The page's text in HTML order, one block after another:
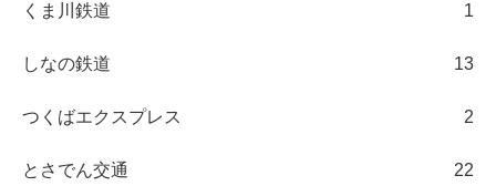
くま川鉄道 1
しなの鉄道 13
つくばエクスプレス 2
とさでん交通 22